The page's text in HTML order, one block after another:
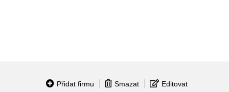
Přidat firmu Smazat
Editovat